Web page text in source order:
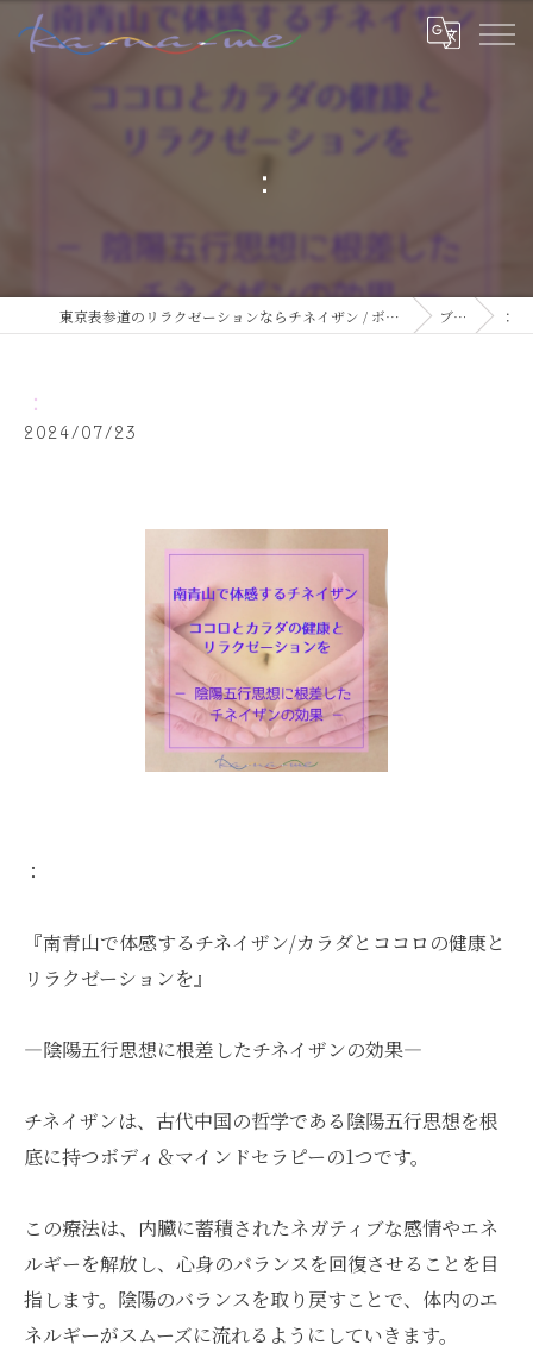
：
東京表参道のリラクゼーションならチネイザン / ボディ & マインドケアサロン ka-na-me ブログ ：
：
2024/07/23
：
『南青山で体感するチネイザン/カラダとココロの健康と
リラクゼーションを』
―陰陽五行思想に根差したチネイザンの効果―
チネイザンは、古代中国の哲学である陰陽五行思想を根
底に持つボディ＆マインドセラピーの1つです。
この療法は、内臓に蓄積されたネガティブな感情やエネ
ルギーを解放し、心身のバランスを回復させることを目
指します。陰陽のバランスを取り戻すことで、体内のエ
ネルギーがスムーズに流れるようにしていきます。